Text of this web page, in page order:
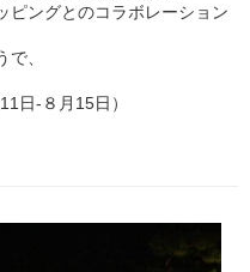
ピングとのコラボレーション
、
日-８月15日）